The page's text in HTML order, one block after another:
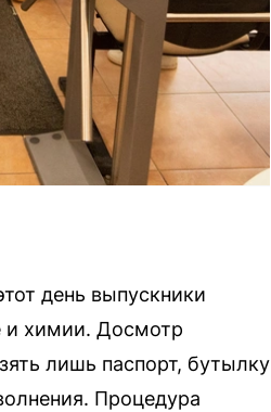
день выпускники
и химии. Досмотр
лишь паспорт, бутылку
Процедура